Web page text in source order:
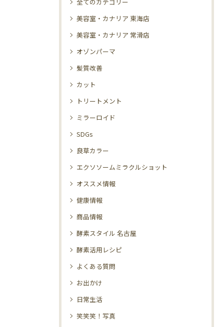
美容室・カナリア 東海店
美容室・カナリア 常滑店
オゾンパーマ
髪質改善
カット
トリートメント
ミラーロイド
SDGs
良草カラー
エクソソームミラクルショット
オススメ情報
健康情報
商品情報
酵素スタイル 名古屋
酵素活用レシピ
よくある質問
お出かけ
日常生活
笑笑笑！写真